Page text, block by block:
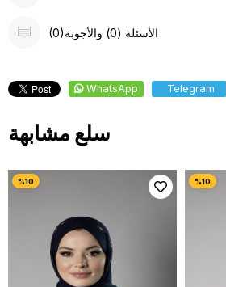
(0)الأسئلة (0) والأجوبة
WhatsApp Telegram
سلع مشابهة